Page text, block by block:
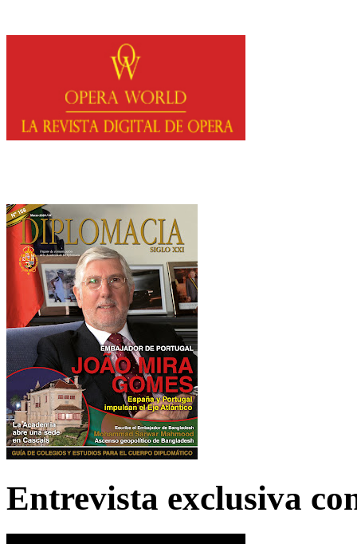
Entrevista exclusiva